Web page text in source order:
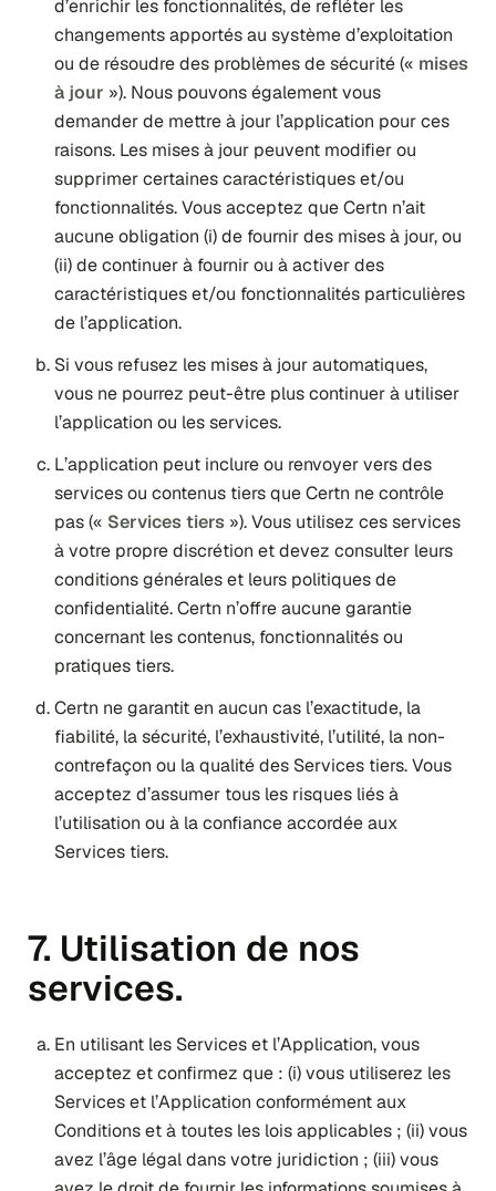
d’enrichir les fonctionnalités, de refléter les
changements apportés au système d’exploitation
ou de résoudre des problèmes de sécurité (« mises
à jour »). Nous pouvons également vous
demander de mettre à jour l’application pour ces
raisons. Les mises à jour peuvent modifier ou
supprimer certaines caractéristiques et/ou
fonctionnalités. Vous acceptez que Certn n’ait
aucune obligation (i) de fournir des mises à jour, ou
(ii) de continuer à fournir ou à activer des
caractéristiques et/ou fonctionnalités particulières
de l’application.
Si vous refusez les mises à jour automatiques,
vous ne pourrez peut-être plus continuer à utiliser
l’application ou les services.
L’application peut inclure ou renvoyer vers des
services ou contenus tiers que Certn ne contrôle
pas (« Services tiers »). Vous utilisez ces services
à votre propre discrétion et devez consulter leurs
conditions générales et leurs politiques de
confidentialité. Certn n’offre aucune garantie
concernant les contenus, fonctionnalités ou
pratiques tiers.
Certn ne garantit en aucun cas l’exactitude, la
fiabilité, la sécurité, l’exhaustivité, l’utilité, la non-
contrefaçon ou la qualité des Services tiers. Vous
acceptez d’assumer tous les risques liés à
l’utilisation ou à la confiance accordée aux
Services tiers.
7. Utilisation de nos
services.
En utilisant les Services et l’Application, vous
acceptez et confirmez que : (i) vous utiliserez les
Services et l’Application conformément aux
Conditions et à toutes les lois applicables ; (ii) vous
avez l’âge légal dans votre juridiction ; (iii) vous